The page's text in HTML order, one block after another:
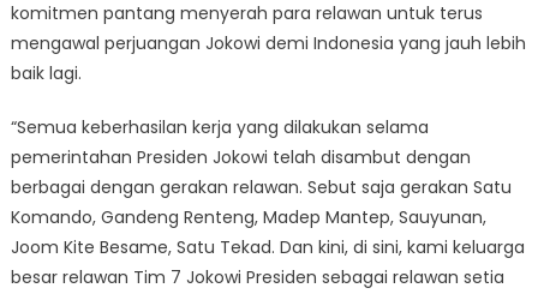
komitmen pantang menyerah para relawan untuk terus
mengawal perjuangan Jokowi demi Indonesia yang jauh lebih
baik lagi.
“Semua keberhasilan kerja yang dilakukan selama
pemerintahan Presiden Jokowi telah disambut dengan
berbagai dengan gerakan relawan. Sebut saja gerakan Satu
Komando, Gandeng Renteng, Madep Mantep, Sauyunan,
Joom Kite Besame, Satu Tekad. Dan kini, di sini, kami keluarga
besar relawan Tim 7 Jokowi Presiden sebagai relawan setia